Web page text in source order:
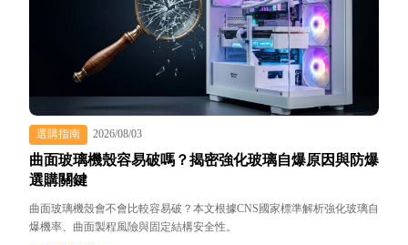
選購指南 2026/08/03
曲面玻璃機殼容易破嗎？揭密強化玻璃自爆原因與防爆
選購關鍵
曲面玻璃機殼會不會比較容易破？本文根據CNS國家標準解析強化玻璃自
爆機率、曲面製程風險與固定結構安全性。